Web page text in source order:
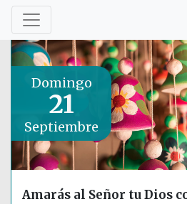
Domingo
21
Septiembre
Amarás al Señor tu Dios